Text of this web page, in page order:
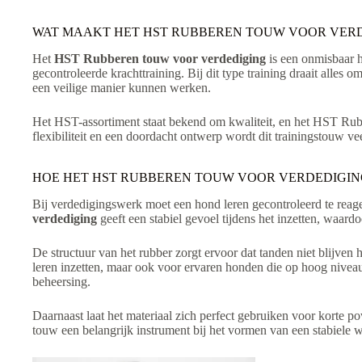
WAT MAAKT HET HST RUBBEREN TOUW VOOR
Het HST Rubberen touw voor verdediging is een onmisbaar
gecontroleerde krachttraining. Bij dit type training draait alles
een veilige manier kunnen werken.
Het HST-assortiment staat bekend om kwaliteit, en het HST
flexibiliteit en een doordacht ontwerp wordt dit trainingstouw
HOE HET HST RUBBEREN TOUW VOOR
Bij verdedigingswerk moet een hond leren gecontroleerd te
verdediging geeft een stabiel gevoel tijdens het inzetten,
De structuur van het rubber zorgt ervoor dat tanden niet
leren inzetten, maar ook voor ervaren honden die op hoog
beheersing.
Daarnaast laat het materiaal zich perfect gebruiken voor korte
touw een belangrijk instrument bij het vormen van een stabiele